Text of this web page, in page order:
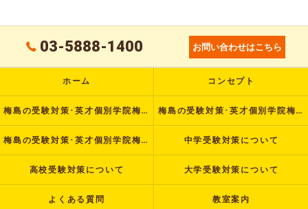
03-5888-1400 お問い合わせはこちら
ホーム コンセプト
梅島の受験対策･英才個別学院梅島校の口コミ情報 梅島の受験対策･英才個別学院梅島校の評判
梅島の受験対策･英才個別学院梅島校のお客様の声 中学受験対策について
高校受験対策について 大学受験対策について
よくある質問 教室案内